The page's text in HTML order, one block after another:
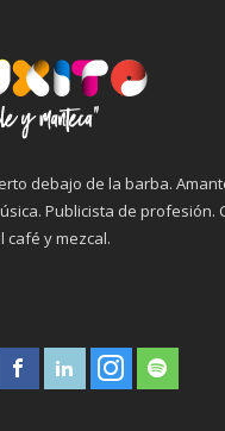
debajo de la barba.
Publicista de profesión.
café y mezcal.